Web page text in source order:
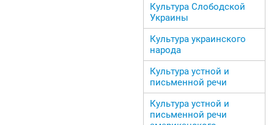
Культура Слободской
Украины
Культура украинского
народа
Культура устной и
письменной речи
Культура устной и
письменной речи